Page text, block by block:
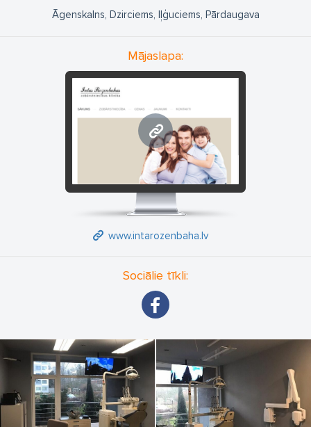
Āgenskalns, Dzirciems, Iļģuciems, Pārdaugava
Mājaslapa:
www.intarozenbaha.lv
www.intarozenbaha.lv
Sociālie tīkli: